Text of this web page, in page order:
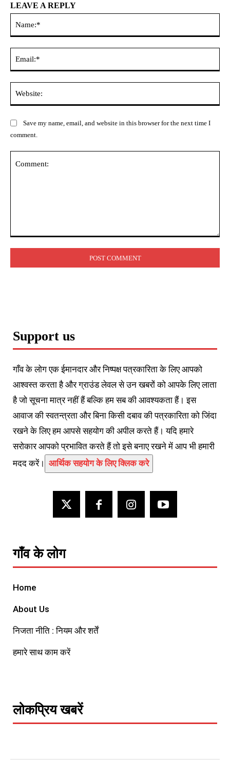
LEAVE A REPLY
Save my name, email, and website in this browser for the next time I
comment.
Support us
गाँव के लोग एक ईमानदार और निष्पक्ष पत्रकारिता के लिए आपको
आश्वस्त करता है और ग्राउंड लेवल से उन खबरों को आपके लिए लाता
है जो सूचना मात्र नहीं हैं बल्कि हम सब की आवश्यकता हैं। इस
आवाज की स्वतन्त्रता और बिना किसी दबाव की पत्रकारिता को जिंदा
रखने के लिए हम आपसे सहयोग की अपील करते हैं। यदि हमारे
सरोकार आपको प्रभावित करते हैं तो इसे बनाए रखने में आप भी हमारी
मदद करें। आर्थिक सहयोग के लिए क्लिक करे
गाँव के लोग
Home
About Us
निजता नीति : नियम और शर्तें
हमारे साथ काम करें
लोकप्रिय खबरें